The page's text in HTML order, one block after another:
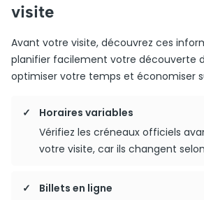
visite
Avant votre visite, découvrez ces
planifier facilement votre découverte
optimiser votre temps et économiser
Horaires variables
Vérifiez les créneaux officiels
votre visite, car ils changent
Billets en ligne